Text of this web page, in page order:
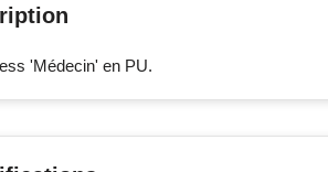
'Médecin' en PU.